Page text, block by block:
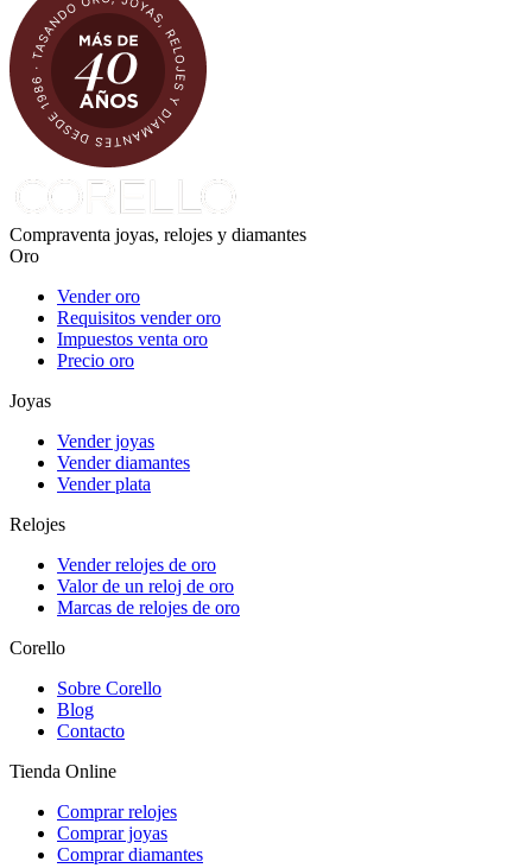
Compraventa joyas, relojes y diamantes
Oro
Vender oro
Requisitos vender oro
Impuestos venta oro
Precio oro
Joyas
Vender joyas
Vender diamantes
Vender plata
Relojes
Vender relojes de oro
Valor de un reloj de oro
Marcas de relojes de oro
Corello
Sobre Corello
Blog
Contacto
Tienda Online
Comprar relojes
Comprar joyas
Comprar diamantes